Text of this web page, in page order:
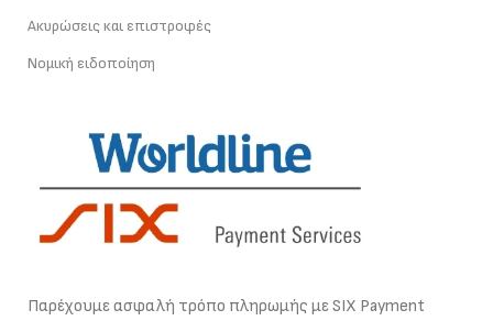
Ακυρώσεις και επιστροφές
Νομική ειδοποίηση
Παρέχουμε ασφαλή τρόπο πληρωμής με SIX Payment